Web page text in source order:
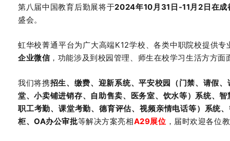
第八届中国教育后勤展将于2024年10月 31 日 -11月2日在成
盛会。
虹华校菁通平台为广大高端K12学校、各类中职院校提供
企业微信，功能涉及到校园管理、师生在校学习生活方方面
我们将携招生、缴费、迎新系统、平安校园（门禁、请假
堂、小卖铺进销存、自助售卖、医务室、饮水等）系统、
职工考勤、课堂考勤、德育评估、视频亲情电话等）系统
柜、OA办公审批等解决方案亮相A29展位 ，届时欢迎各位